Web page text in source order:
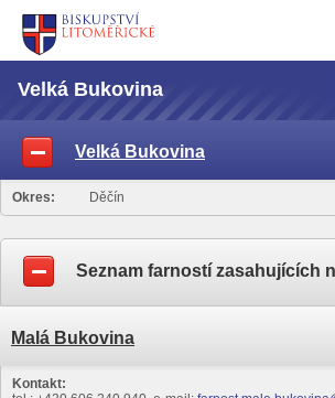
Velká Bukovina
Velká Bukovina
Okres: Děčín
Seznam farností zasahujících
Malá Bukovina
Kontakt: